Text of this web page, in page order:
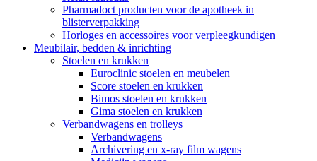
Pharmadoct producten voor de apotheek in
blisterverpakking
Horloges en accessoires voor verpleegkundigen
Meubilair, bedden & inrichting
Stoelen en krukken
Euroclinic stoelen en meubelen
Score stoelen en krukken
Bimos stoelen en krukken
Gima stoelen en krukken
Verbandwagens en trolleys
Verbandwagens
Archivering en x-ray film wagens